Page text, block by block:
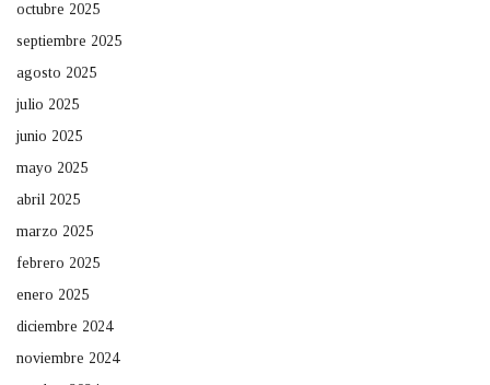
octubre 2025
septiembre 2025
agosto 2025
julio 2025
junio 2025
mayo 2025
abril 2025
marzo 2025
febrero 2025
enero 2025
diciembre 2024
noviembre 2024